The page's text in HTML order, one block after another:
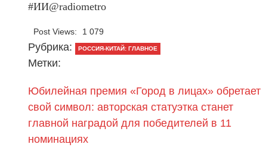
#ИИ@radiometro
Post Views: 1 079
Рубрика: РОССИЯ-КИТАЙ: ГЛАВНОЕ
Метки:
Юбилейная премия «Город в лицах» обретает
свой символ: авторская статуэтка станет
главной наградой для победителей в 11
номинациях